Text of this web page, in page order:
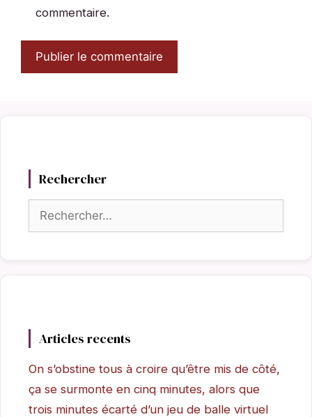
commentaire.
Rechercher
Rechercher :
Articles recents
On s’obstine tous à croire qu’être mis de côté,
ça se surmonte en cinq minutes, alors que
trois minutes écarté d’un jeu de balle virtuel